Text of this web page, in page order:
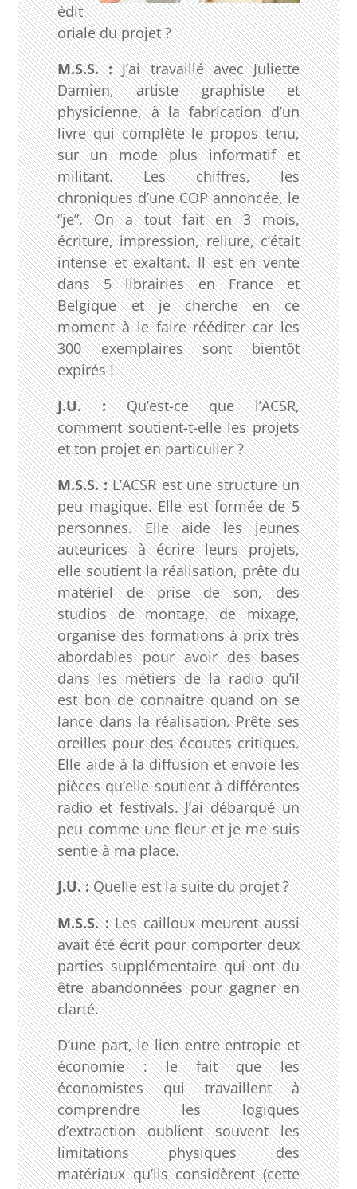
édit
oriale du projet ?
M.S.S. :J’ai travaillé avec Juliette
Damien, artiste graphiste et
physicienne, à la fabrication d’un
livre qui complète le propos tenu,
sur un mode plus informatif et
militant. Les chiffres, les
chroniques d’une COP annoncée, le
“je”. On a tout fait en 3 mois,
écriture, impression, reliure, c’était
intense et exaltant. Il est en vente
dans 5 librairies en France et
Belgique et je cherche en ce
moment à le faire rééditer car les
300 exemplaires sont bientôt
expirés !
J.U. :Qu’est-ce que l’ACSR,
comment soutient-t-elle les projets
et ton projet en particulier ?
M.S.S. :L’ACSR est une structure un
peu magique. Elle est formée de 5
personnes. Elle aide les jeunes
auteurices à écrire leurs projets,
elle soutient la réalisation, prête du
matériel de prise de son, des
studios de montage, de mixage,
organise des formations à prix très
abordables pour avoir des bases
dans les métiers de la radio qu’il
est bon de connaitre quand on se
lance dans la réalisation. Prête ses
oreilles pour des écoutes critiques.
Elle aide à la diffusion et envoie les
pièces qu’elle soutient à différentes
radio et festivals. J’ai débarqué un
peu comme une fleur et je me suis
sentie à ma place.
J.U. :Quelle est la suite du projet ?
M.S.S. :Les cailloux meurent aussi
avait été écrit pour comporter deux
parties supplémentaire qui ont du
être abandonnées pour gagner en
clarté.
D’une part, le lien entre entropie et
économie : le fait que les
économistes qui travaillent à
comprendre les logiques
d’extraction oublient souvent les
limitations physiques des
matériaux qu’ils considèrent (cette